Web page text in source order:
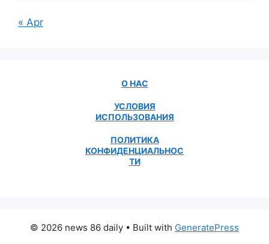
« Apr
О НАС
УСЛОВИЯ
ИСПОЛЬЗОВАНИЯ
ПОЛИТИКА
КОНФИДЕНЦИАЛЬНОС
ТИ
© 2026 news 86 daily • Built with GeneratePress